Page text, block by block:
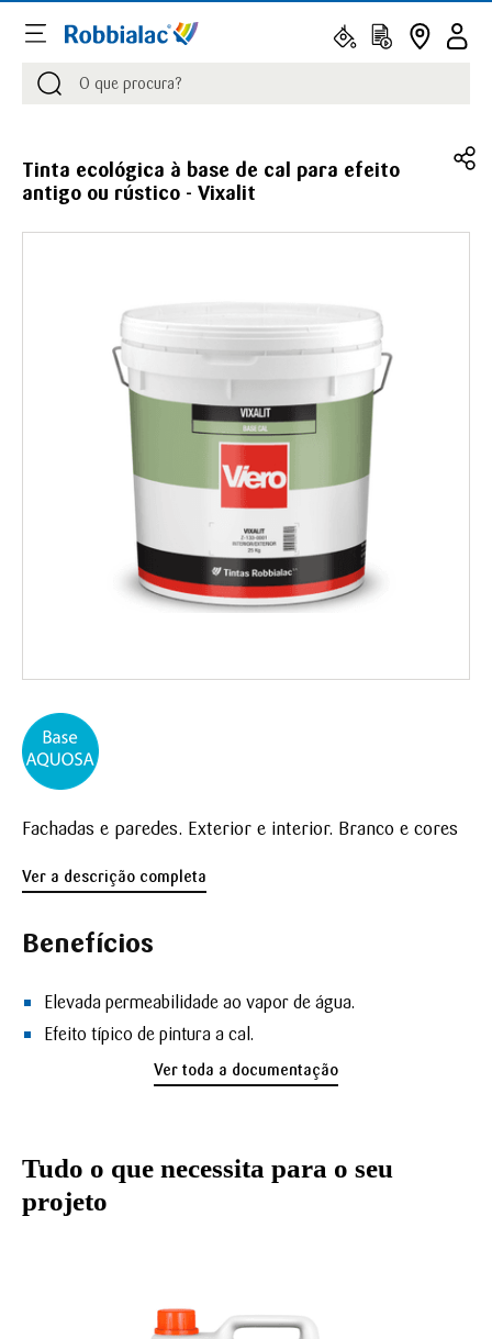
Procurar
Procurar
Tinta ecológica à base de cal para efeito
antigo ou rústico - Vixalit
Fachadas e paredes. Exterior e interior. Branco e cores
Ver a descrição completa
Benefícios
Elevada permeabilidade ao vapor de água.
Efeito típico de pintura a cal.
Ver toda a documentação
Tudo o que necessita para o seu
projeto